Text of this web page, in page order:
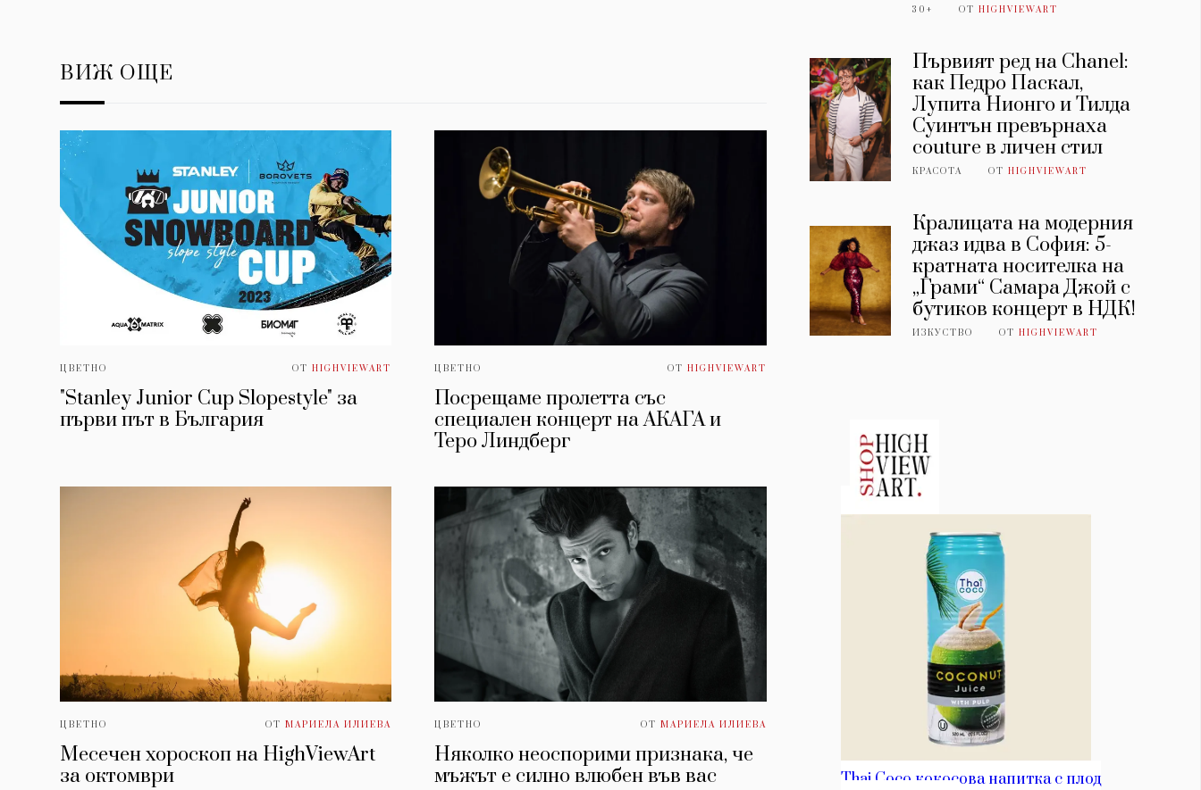
ВИЖ ОЩЕ
ЦВЕТНО ОТHIGHVIEWART
"Stanley Junior Cup Slopestyle" за
първи път в България
ЦВЕТНО ОТ HIGHVIEWART
Посрещаме пролетта със
специален концерт на АКАГА и
Теро Линдберг
ЦВЕТНО ОТМАРИЕЛА ИЛИЕВА
Месечен хороскоп на HighViewArt
за oктомври
ЦВЕТНО ОТ МАРИЕЛА ИЛИЕВА
Няколко неоспорими признака, че
мъжът е силно влюбен във вас
30+ ОТHIGHVIEWART
Първият ред на Chanel:
как Педро Паскал,
Лупита Нионго и Тилда
Суинтън превърнаха
couture в личен стил
КРАСОТА ОТHIGHVIEWART
Кралицата на модерния
джаз идва в София: 5-
кратната носителка на
„Грами“ Самара Джой с
бутиков концерт в НДК!
ИЗКУСТВО ОТHIGHVIEWART